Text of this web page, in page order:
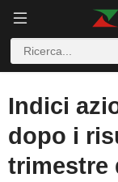
Indici
dopo i
trimestre